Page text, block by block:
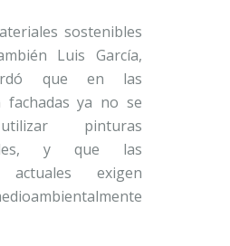
sostenibles
Luis García,
que en las
fachadas ya no se
pinturas
y que las
actuales exigen